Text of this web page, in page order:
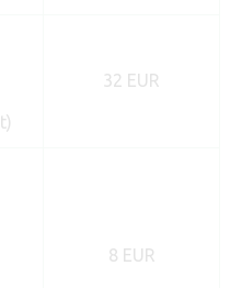
32 EUR
8 EUR